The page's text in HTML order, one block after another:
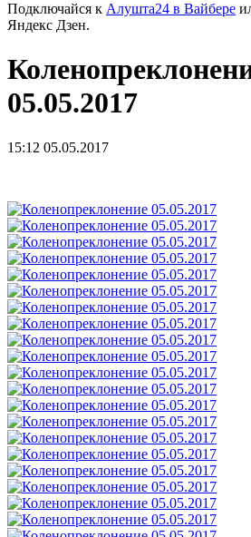
Подключайся к Алушта24 в Вайбере
Яндекс Дзен.
05.05.2017
15:12 05.05.2017